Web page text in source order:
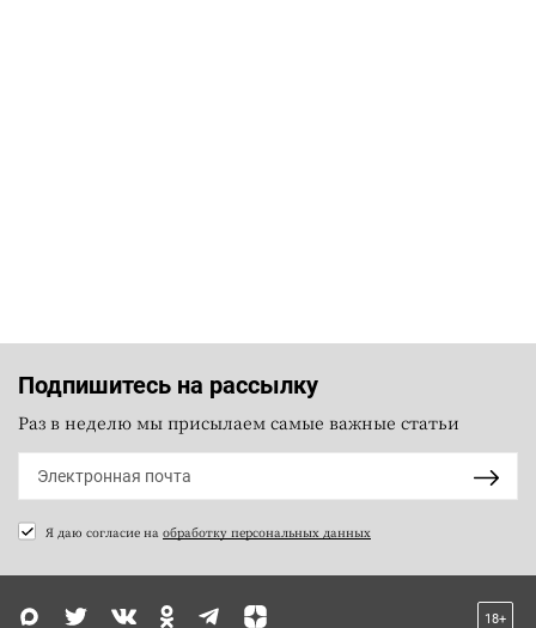
Подпишитесь на рассылку
Раз в неделю мы присылаем самые важные статьи
Я даю согласие на обработку персональных данных
18+